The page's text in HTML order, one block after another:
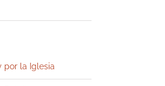
por la Iglesia